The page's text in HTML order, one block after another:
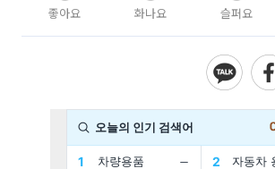
좋아요 화나요 슬퍼요